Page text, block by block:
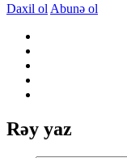
Daxil ol Abunə ol
Rəy yaz